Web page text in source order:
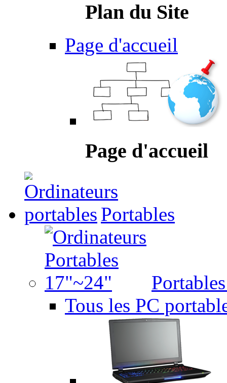
Plan du Site
Page d'accueil
Page d'accueil
Portables
Tous les PC